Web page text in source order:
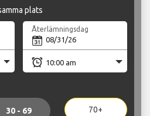
plats
Återlämningsdag
30 - 69 70+